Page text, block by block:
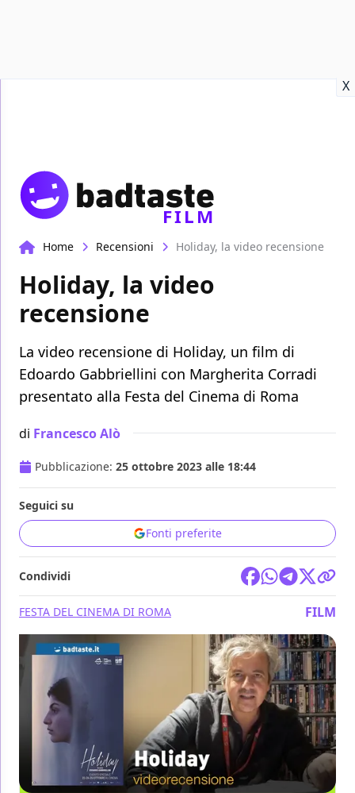
X
FILM
Home Recensioni Holiday, la video recensione
Holiday, la video
recensione
La video recensione di Holiday, un film di
Edoardo Gabbriellini con Margherita Corradi
presentato alla Festa del Cinema di Roma
di Francesco Alò
Pubblicazione: 25 ottobre 2023 alle 18:44
Seguici su
Fonti preferite
Condividi
FESTA DEL CINEMA DI ROMA FILM